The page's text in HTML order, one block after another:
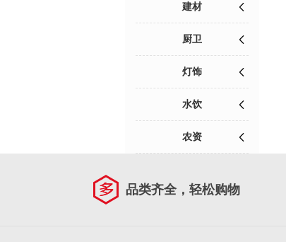
建材
厨卫
灯饰
水饮
农资
品类齐全，轻松购物